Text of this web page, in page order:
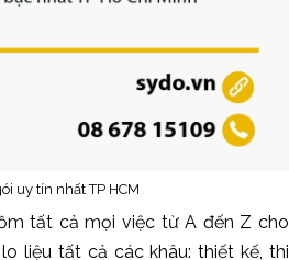
uy tín nhất TP HCM
tất cả mọi việc từ A đến Z cho
liệu tất cả các khâu: thiết kế, thi